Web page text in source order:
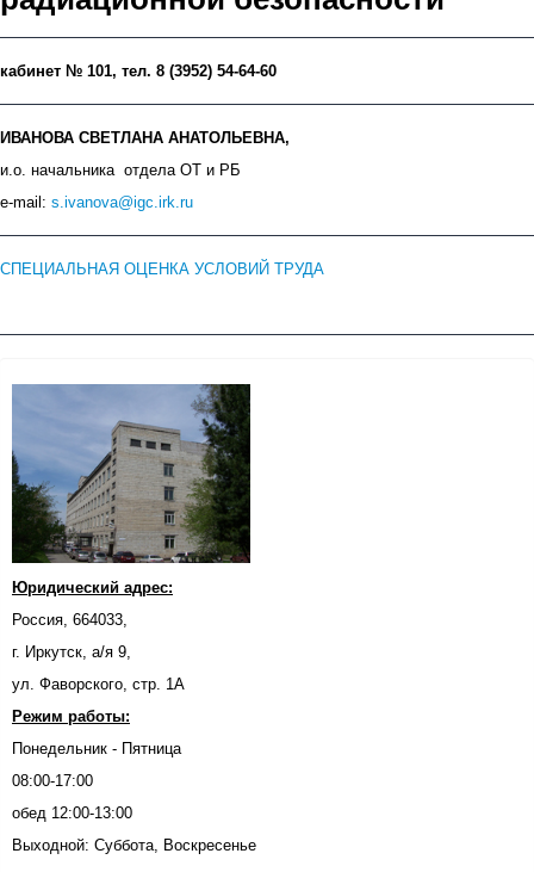
кабинет № 101, тел. 8 (3952) 54-64-60
ИВАНОВА СВЕТЛАНА АНАТОЛЬЕВНА,
и.о. начальника отдела ОТ и РБ
e-mail: s.ivanova@igc.irk.ru
СПЕЦИАЛЬНАЯ ОЦЕНКА УСЛОВИЙ ТРУДА
Юридический адрес:
Россия, 664033,
г. Иркутск, а/я 9,
ул. Фаворского, стр. 1А
Режим работы:
Понедельник - Пятница
08:00-17:00
обед 12:00-13:00
Выходной: Суббота, Воскресенье